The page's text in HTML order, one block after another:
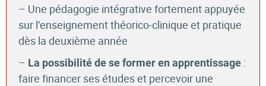
– Une pédagogie intégrative fortement appuyée
sur l’enseignement théorico-clinique et pratique
dès la deuxième année
– La possibilité de se former en apprentissage :
faire financer ses études et percevoir une